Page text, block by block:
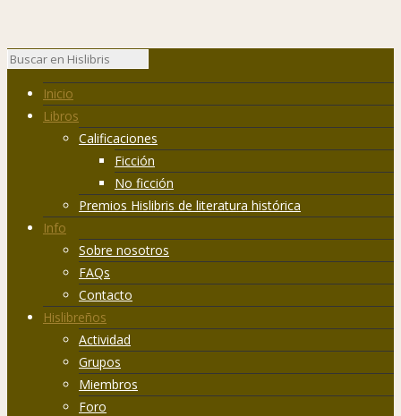
Inicio
Libros
Calificaciones
Ficción
No ficción
Premios Hislibris de literatura histórica
Info
Sobre nosotros
FAQs
Contacto
Hislibreños
Actividad
Grupos
Miembros
Foro